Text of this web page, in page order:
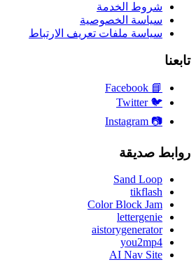
شروط الخدمة
سياسة الخصوصية
سياسة ملفات تعريف الارتباط
تابعنا
📘
🐦
Twitter
📷
روابط صديقة
Sand Loop
tikflash
Color Block Jam
lettergenie
aistorygenerator
you2mp4
AI Nav Site